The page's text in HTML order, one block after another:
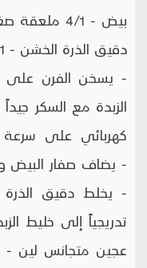
الزبدة مع السكر
كهربائي على
- يضاف صفار البيض
- يخلط دقيق
تدريجياً إلى خليط
عجين متجانس لين